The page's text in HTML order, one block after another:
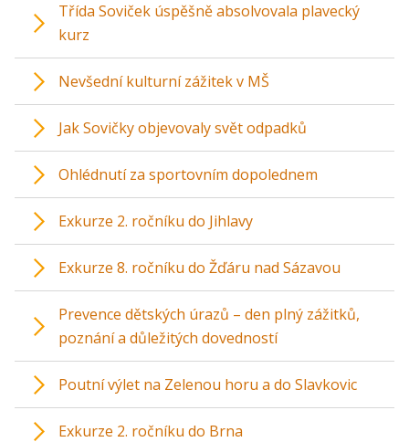
Třída Soviček úspěšně absolvovala plavecký
kurz
Nevšední kulturní zážitek v MŠ
Jak Sovičky objevovaly svět odpadků
Ohlédnutí za sportovním dopolednem
Exkurze 2. ročníku do Jihlavy
Exkurze 8. ročníku do Žďáru nad Sázavou
Prevence dětských úrazů – den plný zážitků,
poznání a důležitých dovedností
Poutní výlet na Zelenou horu a do Slavkovic
Exkurze 2. ročníku do Brna